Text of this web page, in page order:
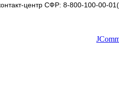
центр СФР: 8-800-100-